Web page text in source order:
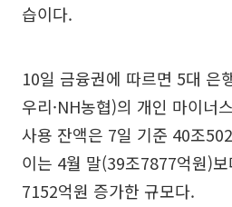
습이다.
10일 금융권에 따르면 5대 은
우리·NH농협)의 개인 마이너
사용 잔액은 7일 기준 40조
이는 4월 말(39조7877억원)
7152억원 증가한 규모다.